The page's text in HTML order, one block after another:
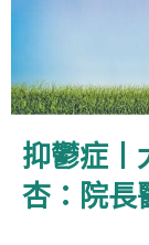
抑鬱症丨
杏：院長